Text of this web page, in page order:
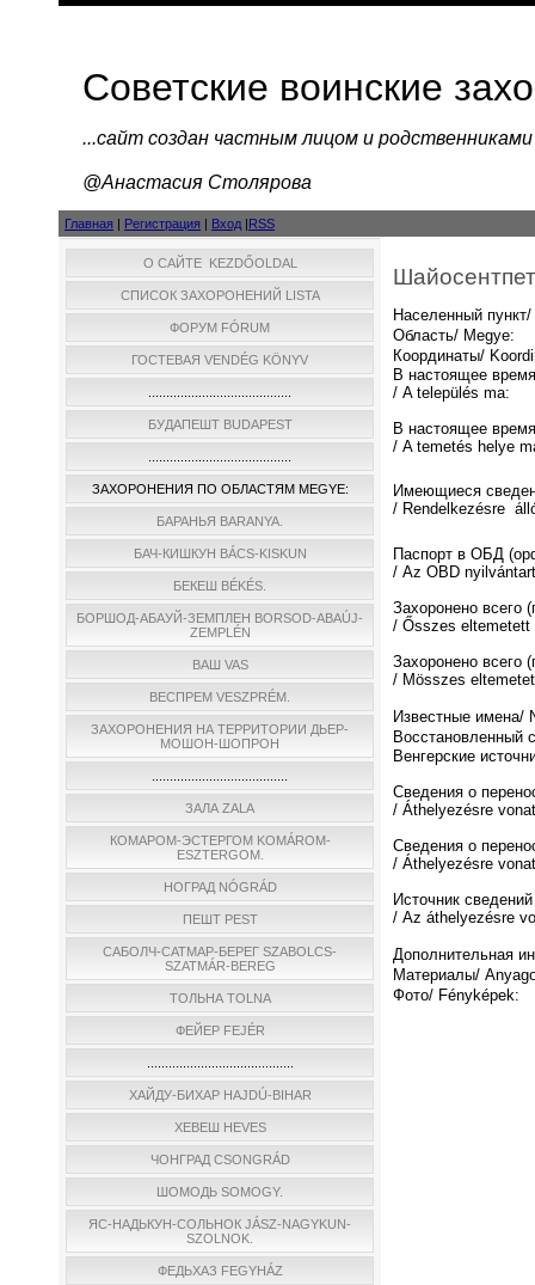
Советские воинские
...cайт создан частным лицом и
@Анастасия Столярова
Главная | Регистрация | Вход |RSS
О САЙТЕ KEZDŐOLDAL
СПИСОК ЗАХОРОНЕНИЙ LISTA
ФОРУМ FÓRUM
ГОСТЕВАЯ VENDÉG KÖNYV
БУДАПЕШТ BUDAPEST
ЗАХОРОНЕНИЯ ПО ОБЛАСТЯМ MEGYE:
БАРАНЬЯ BARANYA.
БАЧ-КИШКУН BÁCS-KISKUN
БЕКЕШ BÉKÉS.
БОРШОД-АБАУЙ-ЗЕМПЛЕН BORSOD-ABAÚJ-
ZEMPLÉN
ВАШ VAS
ВЕСПРЕМ VESZPRÉM.
ЗАХОРОНЕНИЯ НА ТЕРРИТОРИИ ДЬЕР-
МОШОН-ШОПРОН
ЗАЛА ZALA
КОМАРОМ-ЭСТЕРГОМ KOMÁROM-
ESZTERGOM.
НОГРАД NÓGRÁD
ПЕШТ PEST
САБОЛЧ-САТМАР-БЕРЕГ SZABOLCS-
SZATMÁR-BEREG
ТОЛЬНА TOLNA
ФЕЙЕР FEJÉR
ХАЙДУ-БИХАР HAJDÚ-BIHAR
ХЕВЕШ HEVES
ЧОНГРАД CSONGRÁD
ШОМОДЬ SOMOGY.
ЯС-НАДЬКУН-СОЛЬНОК JÁSZ-NAGYKUN-
SZOLNOK.
ФЕДЬХАЗ FEGYHÁZ
Населенный
Область/ Megye:
Координаты/
В настоящее
/ A település ma:
В настоящее
/ A temetés helye
Имеющиеся
/ Rendelkezésre
Паспорт в ОБД
/ Az OBD
Захоронено всего
/ Ősszes eltemetett
Захоронено всего
/ Мösszes
Известные имена/
Восстановленный
Венгерские
Сведения о
/ Áthelyezésre
Сведения о
/ Áthelyezésre
Источник
/ Az áthelyezésre
Дополнительная
Материалы/
Фото/ Fényképek: